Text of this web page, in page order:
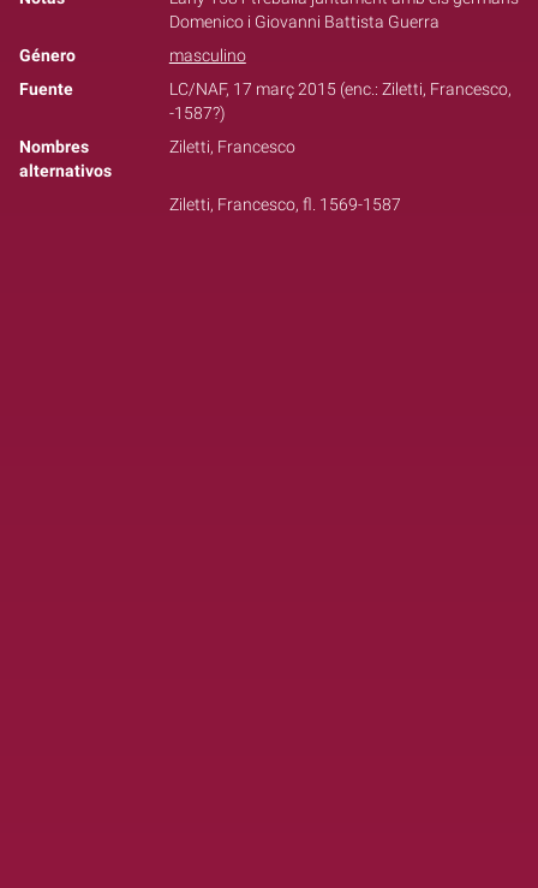
Domenico i Giovanni Battista Guerra
Género
masculino
Fuente
LC/NAF, 17 març 2015 (enc.: Ziletti, Francesco,
-1587?)
Nombres
alternativos
Ziletti, Francesco
Ziletti, Francesco, fl. 1569-1587